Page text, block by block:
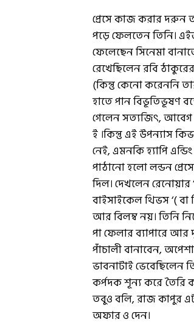
প্রেসে কাজ করার দরুন
পড়ে ফেলতেন তিনি।
ফেলেছেন সিনেমা
রেখেছিলেন রবি
(কিন্তু কেনো করেননি
হাতে পান বিভূতিভূষণ
গেলেন সত্যজিৎ, আবেগ
ই ।কিন্তু এই উপন্যাস
নেই, এমনকি হ্যাপি
পাঠানো হলো লন্ডন
দিল। দেখলেন
বাইসাইকেল থিভস ‘(
আর বিলম্ব নয়। তিনি
পা ফেলার ব্যাপারে আর
পাঁচালী বানাবেন,
ভাবনাটাই ভেবেছিলেন
কর্পদক শূন্য করে তৈরি
তবুও বলি, রাজ কাপুর
অফার ও দেন।